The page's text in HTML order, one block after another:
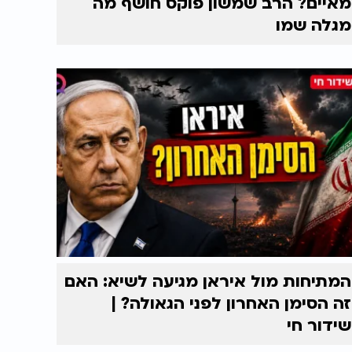
מגלה שמו
המתיחות מול איראן מגיעה לשיא: האם
זה הסימן האחרון לפני הגאולה? |
שידור חי